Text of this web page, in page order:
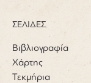
ΣΕΛΙΔΕΣ
Βιβλιογραφία
Χάρτης
Τεκμήρια